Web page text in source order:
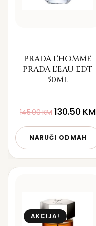
PRADA L'HOMME
PRADA L'EAU EDT
50ML
145.00KM 130.50 KM
NARUČI ODMAH
AKCIJA!